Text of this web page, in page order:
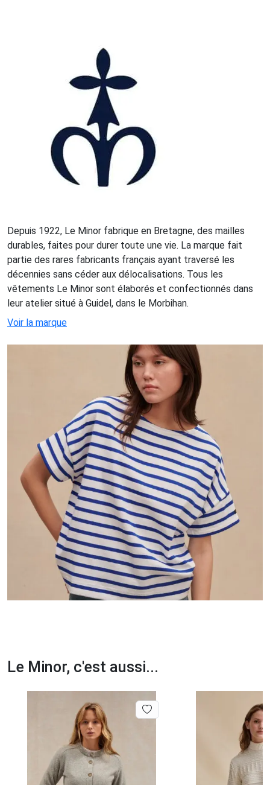
Depuis 1922, Le Minor fabrique en Bretagne, des mailles
durables, faites pour durer toute une vie. La marque fait
partie des rares fabricants français ayant traversé les
décennies sans céder aux délocalisations. Tous les
vêtements Le Minor sont élaborés et confectionnés dans
leur atelier situé à Guidel, dans le Morbihan.
Voir la marque
Le Minor, c'est aussi...